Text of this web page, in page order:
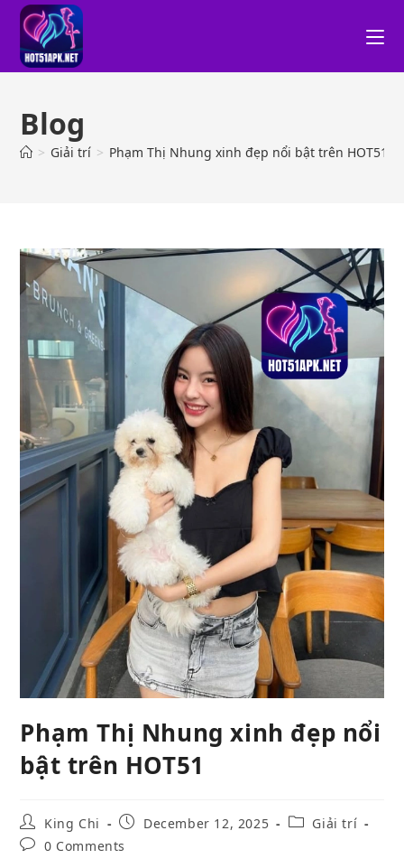
Blog
> Giải trí > Phạm Thị Nhung xinh đẹp nổi bật trên HOT51
Phạm Thị Nhung xinh đẹp nổi
bật trên HOT51
King Chi December 12, 2025
Giải trí
0 Comments